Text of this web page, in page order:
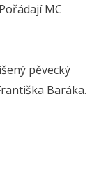
MC
pěvecký
Baráka.